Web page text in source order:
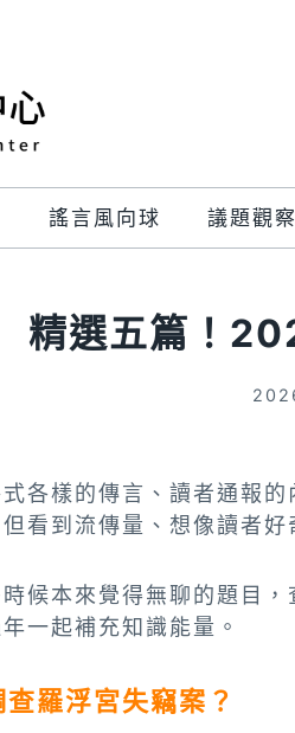
謠言風向球 議題觀
精選五篇！
各樣的傳言、讀者通報
看到流傳量、想像讀者
候本來覺得無聊的題目
一起補充知識能量。
羅浮宮失竊案？